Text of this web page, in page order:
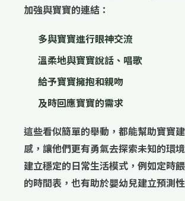
加強與寶寶的連結：
多與寶寶進行眼神交流
溫柔地與寶寶說話、唱歌
給予寶寶擁抱和親吻
及時回應寶寶的需求
這些看似簡單的舉動，都能幫助寶寶
感 ，讓他們更有勇氣去探索未知的環
建立穩定的日常生活模式，例如定時
的時間表，也有助於嬰幼兒建立預測